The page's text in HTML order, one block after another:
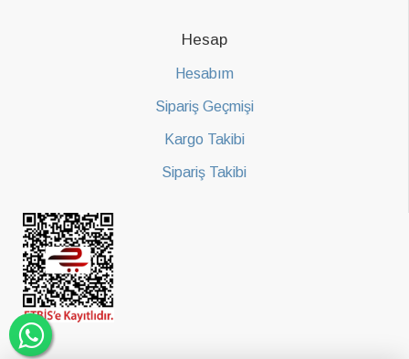
Hesap
Hesabım
Sipariş Geçmişi
Kargo Takibi
Sipariş Takibi